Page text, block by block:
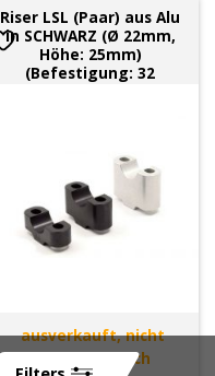
Riser LSL (Paar) aus Alu
in SCHWARZ (Ø 22mm,
Höhe: 25mm)
(Befestigung: 32
ausverkauft, nicht
mehr erhältlich